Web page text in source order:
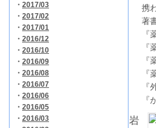
・ 2017/03
・ 2017/02
・ 2017/01
・ 2016/12
・ 2016/10
・ 2016/09
・ 2016/08
・ 2016/07
・ 2016/06
・ 2016/05
・ 2016/03
携
著
『
岩